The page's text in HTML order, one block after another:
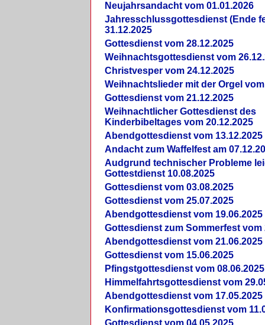
Neujahrsandacht vom 01.01.2026
Jahresschlussgottesdienst (Ende
31.12.2025
Gottesdienst vom 28.12.2025
Weihnachtsgottesdienst vom
Christvesper vom 24.12.2025
Weihnachtslieder mit der Orgel vom
Gottesdienst vom 21.12.2025
Weihnachtlicher Gottesdienst des
Kinderbibeltages vom 20.12.2025
Abendgottesdienst vom 13.12.2025
Andacht zum Waffelfest am
Audgrund technischer Probleme
Gottestdienst 10.08.2025
Gottesdienst vom 03.08.2025
Gottesdienst vom 25.07.2025
Abendgottesdienst vom 19.06.2025
Gottesdienst zum Sommerfest vom
Abendgottesdienst vom 21.06.2025
Gottesdienst vom 15.06.2025
Pfingstgottesdienst vom 08.06.2025
Himmelfahrtsgottesdienst vom
Abendgottesdienst vom 17.05.2025
Konfirmationsgottesdienst vom